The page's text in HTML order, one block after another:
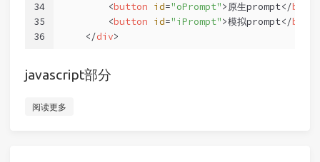
34
35
36
<button id="oPrompt">原生prompt</
<button id="iPrompt">模拟prompt</
</div>
javascript部分
阅读更多